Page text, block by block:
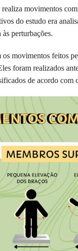
movimentos
do estudo era
perturbações.
movimentos feitos
foram realizados
de acordo com